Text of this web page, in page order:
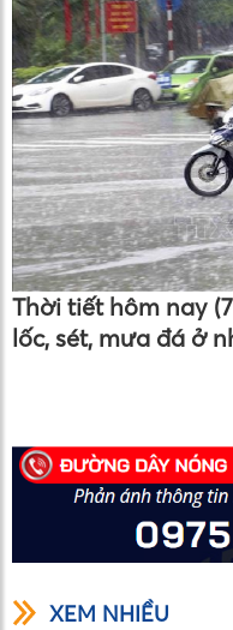
Thời tiết hôm nay
lốc, sét, mưa đá ở
XEM NHIỀU